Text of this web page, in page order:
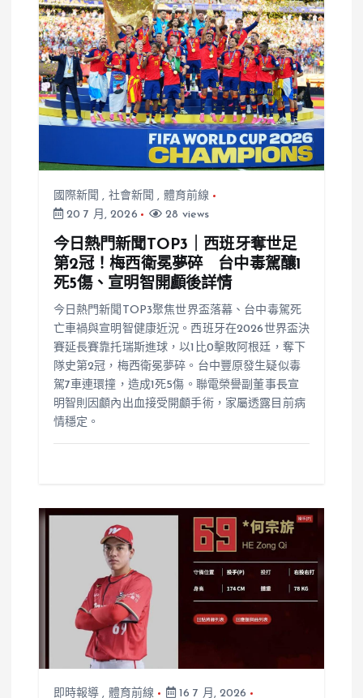
國際新聞 , 社會新聞 , 體育前線
20 7 月, 2026
28 views
今日熱門新聞TOP3｜西班牙奪世足
第2冠！梅西衛冕夢碎 台中毒駕釀1
死5傷、宣明智開顱後詳情
今日熱門新聞TOP3聚焦世界盃落幕、台中毒駕死
亡車禍與宣明智健康近況。西班牙在2026世界盃決
賽延長賽靠托瑞斯進球，以1比0擊敗阿根廷，奪下
隊史第2冠，梅西衛冕夢碎。台中豐原發生疑似毒
駕7車連環撞，造成1死5傷。聯電榮譽副董事長宣
明智則因顱內出血接受開顱手術，家屬透露目前病
情穩定。
即時報導 , 體育前線
16 7 月, 2026